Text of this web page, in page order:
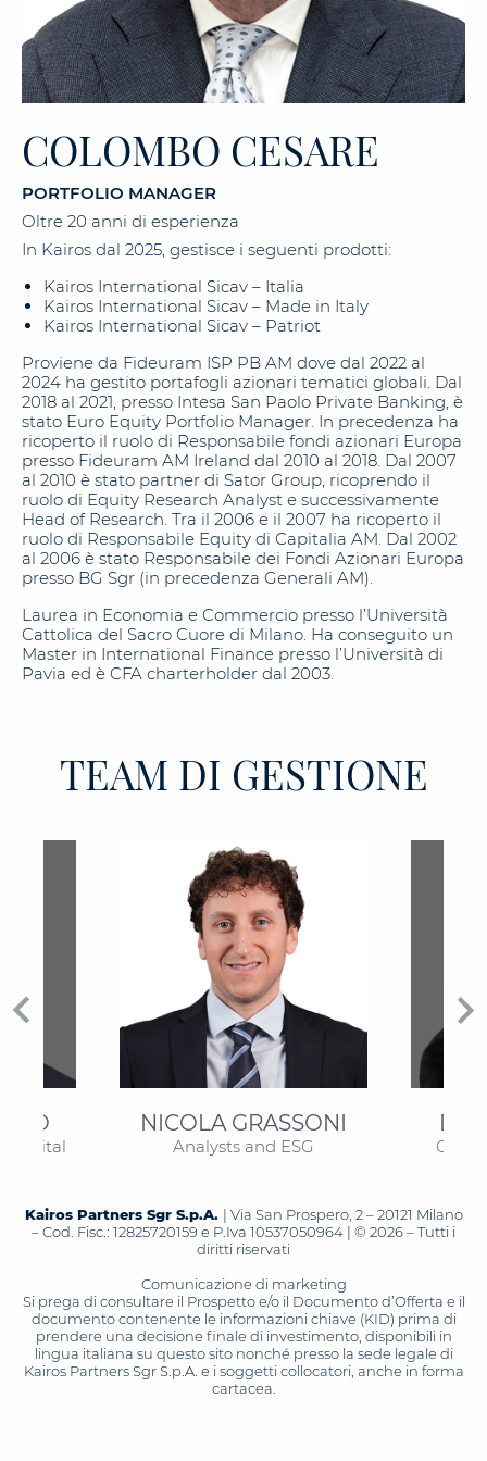
COLOMBO CESARE
PORTFOLIO MANAGER
Oltre 20 anni di esperienza
In Kairos dal 2025, gestisce i seguenti prodotti:
Kairos International Sicav – Italia
Kairos International Sicav – Made in Italy
Kairos International Sicav – Patriot
Proviene da Fideuram ISP PB AM dove dal 2022 al
2024 ha gestito portafogli azionari tematici globali. Dal
2018 al 2021, presso Intesa San Paolo Private Banking, è
stato Euro Equity Portfolio Manager. In precedenza ha
ricoperto il ruolo di Responsabile fondi azionari Europa
presso Fideuram AM Ireland dal 2010 al 2018. Dal 2007
al 2010 è stato partner di Sator Group, ricoprendo il
ruolo di Equity Research Analyst e successivamente
Head of Research. Tra il 2006 e il 2007 ha ricoperto il
ruolo di Responsabile Equity di Capitalia AM. Dal 2002
al 2006 è stato Responsabile dei Fondi Azionari Europa
presso BG Sgr (in precedenza Generali AM).
Laurea in Economia e Commercio presso l’Università
Cattolica del Sacro Cuore di Milano. Ha conseguito un
Master in International Finance presso l’Università di
Pavia ed è CFA charterholder dal 2003.
TEAM DI GESTIONE
Capital
NICOLA GRASSONI
Analysts and ESG
DI
Chief
Kairos Partners Sgr S.p.A. | Via San Prospero, 2 – 20121 Milano
– Cod. Fisc.: 12825720159 e P.Iva 10537050964 | © 2026 – Tutti i
diritti riservati
Comunicazione di marketing
Si prega di consultare il Prospetto e/o il Documento d’Offerta e il
documento contenente le informazioni chiave (KID) prima di
prendere una decisione finale di investimento, disponibili in
lingua italiana su questo sito nonché presso la sede legale di
Kairos Partners Sgr S.p.A. e i soggetti collocatori, anche in forma
cartacea.